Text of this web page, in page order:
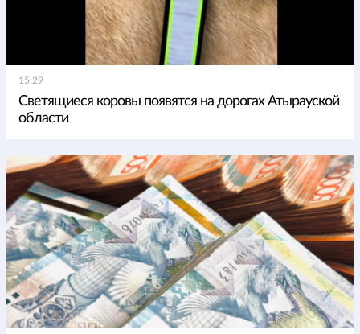
15:29
Светящиеся коровы появятся на дорогах Атырауской
области